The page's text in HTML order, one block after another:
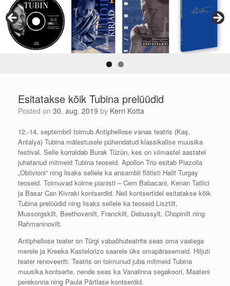
Esitatakse kõik Tubina prelüüdid
Posted on 30. aug. 2019 by Kerri Kotta
12.-14. septembril toimub Antiphellose vanas teatris (Kaş,
Antalya) Tubina mälestusele pühendatud klassikalise muusika
festival. Selle korraldab Burak Tüzün, kes on viimastel aastatel
juhatanud mitmeid Tubina teoseid. Apollon Trio esitab Piazolla
„Oblivioni“ ning lisaks sellele ka ansambli flötisti Halit Turgay
teoseid. Toimuvad kolme pianisti – Cem Babacani, Kenan Tatlici
ja Basar Can Kivraki kontserdid. Neil kontsertidel esitatakse kõik
Tubina prelüüdid ning lisaks sellele ka teoseid Lisztilt,
Mussorgskilt, Beethovenilt, Franckilt, Debussylt, Chopinilt ning
Rahmaninovilt.
Antiphellose teater on Türgi vabaõhuteatrite seas oma vaatega
merele ja Kreeka Kastelorizo saarele üks omapärasemaid. Hiljuti
teater renoveeriti. Teatris on toimunud juba mitmeid Tubina
muusika kontserte, nende seas ka Vanalinna segakoori, Maateni
perekonna ning Paula Pärtlase kontserdid.